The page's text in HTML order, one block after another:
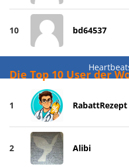
10 bd64537
Die Top 10 User der
1 RabattRezept
2 Alibi